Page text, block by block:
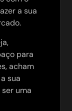
a sua
para
acham
sua
uma